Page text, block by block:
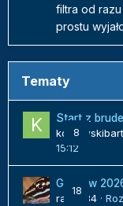
filtra od
prostu
Tematy
8
Start z
15:12
18
Gdzie w
radek84 ·